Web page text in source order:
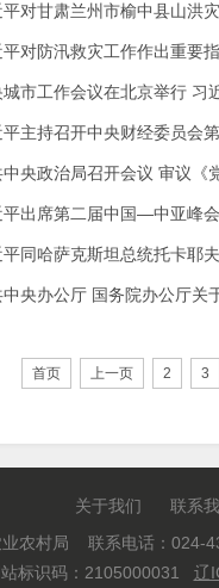
平对甘肃兰州市榆中县山洪
平对防汛救灾工作作出重要
城市工作会议在北京举行 习
平主持召开中央财经委员会
央政治局召开会议 审议《
平出席第二届中国—中亚峰
平同哈萨克斯坦总统托卡耶
中央办公厅 国务院办公厅关
首页 上一页 2 3
关于我们 联系
业农村局 联系电话：
标识码：2105000031 辽